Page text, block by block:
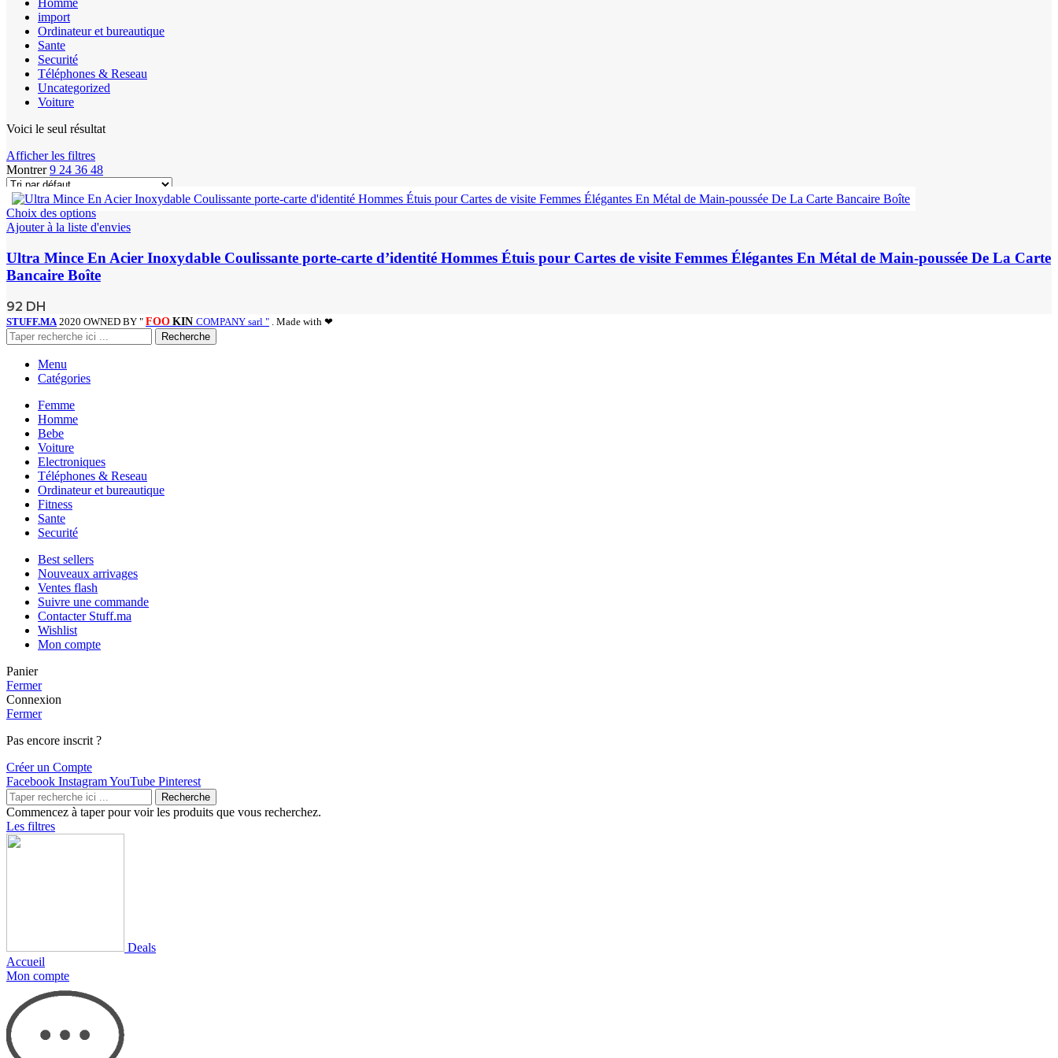
Homme
import
Ordinateur et bureautique
Sante
Securité
Téléphones & Reseau
Uncategorized
Voiture
Voici le seul résultat
Afficher les filtres
Montrer9 24 36 48
Choix des options
Ajouter à la liste d'envies
Ultra Mince En Acier Inoxydable Coulissante porte-carte d’identité Hommes Étuis pour Cartes de visite Femmes Élégantes En Métal de Main-poussée De La Carte
Bancaire Boîte
92 DH
STUFF.MA 2020 OWNED BY " FOO KIN COMPANY sarl " . Made with ❤
Recherche
Menu
Catégories
Femme
Homme
Bebe
Voiture
Electroniques
Téléphones & Reseau
Ordinateur et bureautique
Fitness
Sante
Securité
Best sellers
Nouveaux arrivages
Ventes flash
Suivre une commande
Contacter Stuff.ma
Wishlist
Mon compte
Panier
Fermer
Connexion
Fermer
Pas encore inscrit ?
Créer un Compte
Facebook InstagramYouTube Pinterest
Recherche
Commencez à taper pour voir les produits que vous recherchez.
Les filtres
Deals
Accueil
Mon compte